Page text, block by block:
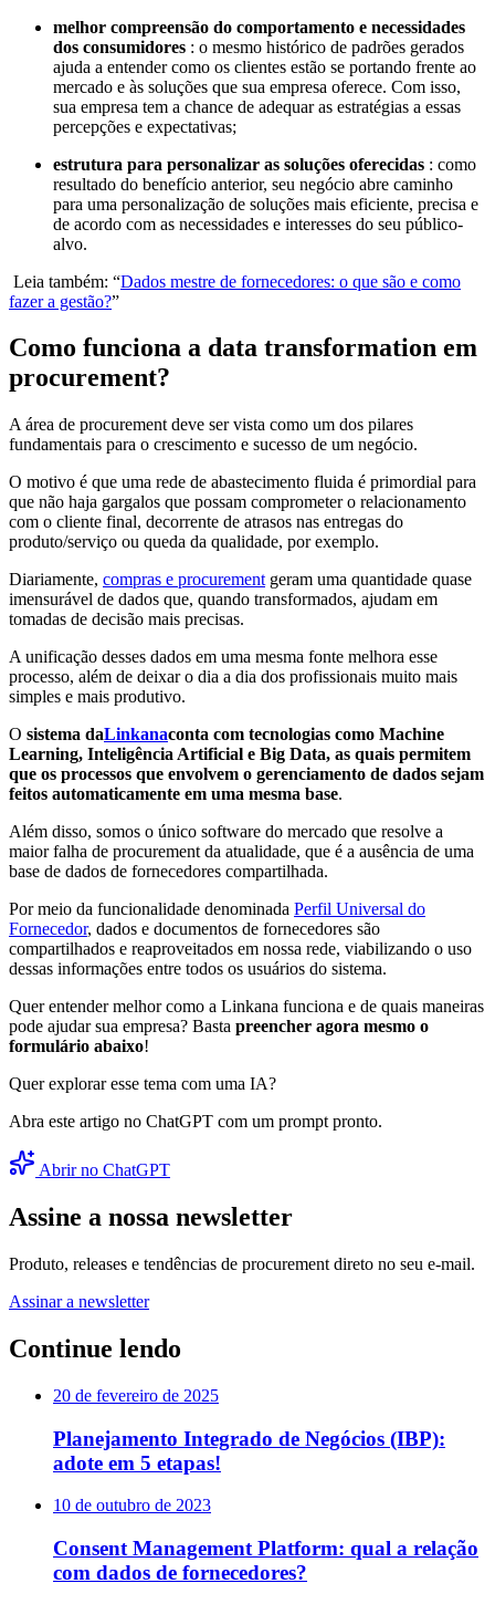
melhor compreensão do comportamento e necessidades
dos consumidores : o mesmo histórico de padrões gerados
ajuda a entender como os clientes estão se portando frente ao
mercado e às soluções que sua empresa oferece. Com isso,
sua empresa tem a chance de adequar as estratégias a essas
percepções e expectativas;
estrutura para personalizar as soluções oferecidas : como
resultado do benefício anterior, seu negócio abre caminho
para uma personalização de soluções mais eficiente, precisa e
de acordo com as necessidades e interesses do seu público-
alvo.
Leia também: “Dados mestre de fornecedores: o que são e como
fazer a gestão?”
Como funciona a data transformation em
procurement?
A área de procurement deve ser vista como um dos pilares
fundamentais para o crescimento e sucesso de um negócio.
O motivo é que uma rede de abastecimento fluida é primordial para
que não haja gargalos que possam comprometer o relacionamento
com o cliente final, decorrente de atrasos nas entregas do
produto/serviço ou queda da qualidade, por exemplo.
Diariamente, compras e procurement geram uma quantidade quase
imensurável de dados que, quando transformados, ajudam em
tomadas de decisão mais precisas.
A unificação desses dados em uma mesma fonte melhora esse
processo, além de deixar o dia a dia dos profissionais muito mais
simples e mais produtivo.
O sistema daLinkanaconta com tecnologias como Machine
Learning, Inteligência Artificial e Big Data, as quais permitem
que os processos que envolvem o gerenciamento de dados sejam
feitos automaticamente em uma mesma base.
Além disso, somos o único software do mercado que resolve a
maior falha de procurement da atualidade, que é a ausência de uma
base de dados de fornecedores compartilhada.
Por meio da funcionalidade denominada Perfil Universal do
Fornecedor, dados e documentos de fornecedores são
compartilhados e reaproveitados em nossa rede, viabilizando o uso
dessas informações entre todos os usuários do sistema.
Quer entender melhor como a Linkana funciona e de quais maneiras
pode ajudar sua empresa? Basta preencher agora mesmo o
formulário abaixo!
Quer explorar esse tema com uma IA?
Abra este artigo no ChatGPT com um prompt pronto.
Abrir no ChatGPT
Assine a nossa newsletter
Produto, releases e tendências de procurement direto no seu e-mail.
Assinar a newsletter
Continue lendo
20 de fevereiro de 2025
Planejamento Integrado de Negócios (IBP):
adote em 5 etapas!
10 de outubro de 2023
Consent Management Platform: qual a relação
com dados de fornecedores?